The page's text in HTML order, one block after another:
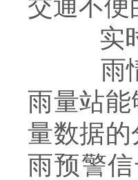
交通不便
实时
雨情
雨量站
量数据
雨预警